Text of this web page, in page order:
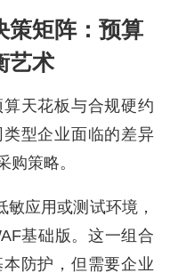
策矩阵：预算
艺术
天花板与合规硬约
型企业面临的差异
购策略。
敏应用或测试环境，
基础版。这一组合
防护，但需要企业